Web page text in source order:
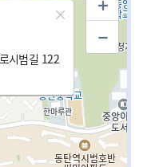
시범길 122